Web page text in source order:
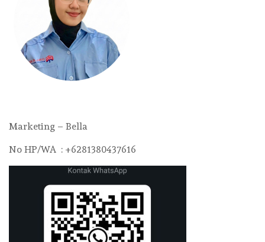
Marketing – Bella
No HP/WA : +6281380437616